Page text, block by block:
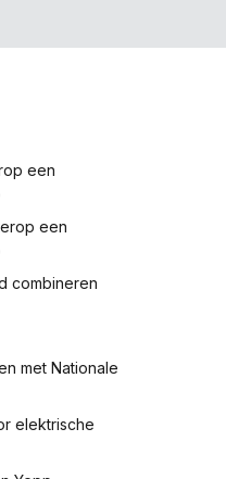
een
een
combineren
met Nationale
elektrische